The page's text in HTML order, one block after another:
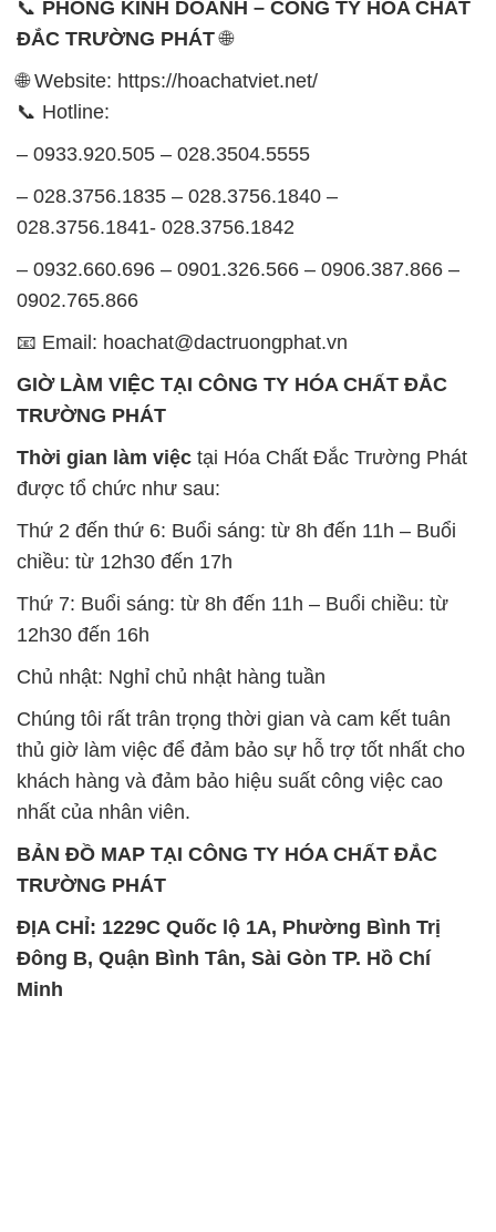
📞 PHÒNG KINH DOANH – CÔNG TY HÓA CHẤT
ĐẮC TRƯỜNG PHÁT🌐
🌐 Website: https://hoachatviet.net/
📞 Hotline:
– 0933.920.505 – 028.3504.5555
– 028.3756.1835 – 028.3756.1840 –
028.3756.1841- 028.3756.1842
– 0932.660.696 – 0901.326.566 – 0906.387.866 –
0902.765.866
📧 Email: hoachat@dactruongphat.vn
GIỜ LÀM VIỆC TẠI CÔNG TY HÓA CHẤT ĐẮC
TRƯỜNG PHÁT
Thời gian làm việc tại Hóa Chất Đắc Trường Phát
được tổ chức như sau:
Thứ 2 đến thứ 6: Buổi sáng: từ 8h đến 11h – Buổi
chiều: từ 12h30 đến 17h
Thứ 7: Buổi sáng: từ 8h đến 11h – Buổi chiều: từ
12h30 đến 16h
Chủ nhật: Nghỉ chủ nhật hàng tuần
Chúng tôi rất trân trọng thời gian và cam kết tuân
thủ giờ làm việc để đảm bảo sự hỗ trợ tốt nhất cho
khách hàng và đảm bảo hiệu suất công việc cao
nhất của nhân viên.
BẢN ĐỒ MAP TẠI CÔNG TY HÓA CHẤT ĐẮC
TRƯỜNG PHÁT
ĐỊA CHỈ: 1229C Quốc lộ 1A, Phường Bình Trị
Đông B, Quận Bình Tân, Sài Gòn TP. Hồ Chí
Minh